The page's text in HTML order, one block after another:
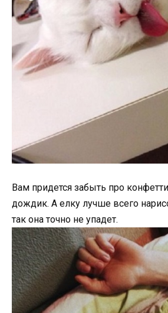
Вам придется забыть про
дождик. А елку лучше всего
так она точно не упадет.